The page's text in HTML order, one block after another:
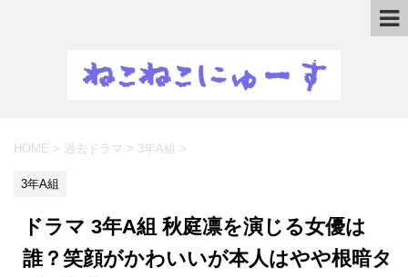
HOME > 過去ドラマ > 3年A組 >
3年A組
ドラマ 3年A組 秋庭凛を演じる女優は
誰？笑顔がかわいいが本人はやや根暗タ